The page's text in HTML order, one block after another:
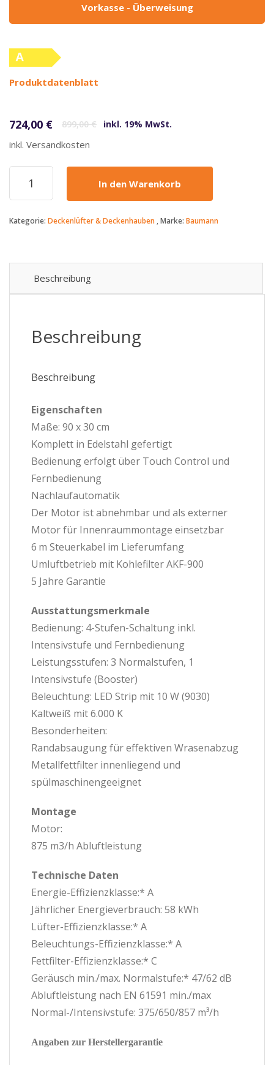
Vorkasse - Überweisung
A
Produktdatenblatt
899,00€
724,00 € inkl. 19% MwSt.
inkl. Versandkosten
Baumann
724€
Aurora
Edelstahl
Deckenlüfter
In den Warenkorb
Kategorie: Deckenlüfter & Deckenhauben Marke: Baumann
Beschreibung
Beschreibung
Beschreibung
Eigenschaften
Maße: 90 x 30 cm
Komplett in Edelstahl gefertigt
Bedienung erfolgt über Touch Control und
Fernbedienung
Nachlaufautomatik
Der Motor ist abnehmbar und als externer
Motor für Innenraummontage einsetzbar
6 m Steuerkabel im Lieferumfang
Umluftbetrieb mit Kohlefilter AKF-900
5 Jahre Garantie
Ausstattungsmerkmale
Bedienung: 4-Stufen-Schaltung inkl.
Intensivstufe und Fernbedienung
Leistungsstufen: 3 Normalstufen, 1
Intensivstufe (Booster)
Beleuchtung: LED Strip mit 10 W (9030)
Kaltweiß mit 6.000 K
Besonderheiten:
Randabsaugung für effektiven Wrasenabzug
Metallfettfilter innenliegend und
spülmaschinengeeignet
Montage
Motor:
875 m3/h Abluftleistung
Technische Daten
Energie-Effizienzklasse:* A
Jährlicher Energieverbrauch: 58 kWh
Lüfter-Effizienzklasse:* A
Beleuchtungs-Effizienzklasse:* A
Fettfilter-Effizienzklasse:* C
Geräusch min./max. Normalstufe:* 47/62 dB
Abluftleistung nach EN 61591 min./max
Normal-/Intensivstufe: 375/650/857 m³/h
Angaben zur Herstellergarantie